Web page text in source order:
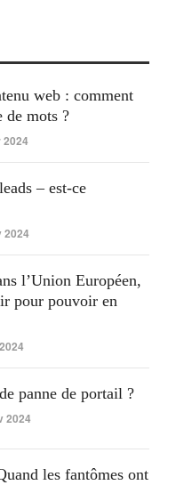
web : comment
de mots ?
2024
– est-ce
2024
l’Union Européen,
pour pouvoir en
panne de portail ?
2024
les fantômes ont